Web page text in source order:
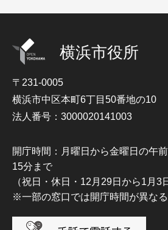
横浜市役所
〒231-0005
横浜市中区本町6丁目50番地の10
法人番号：3000020141003
開庁時間：月曜日から金曜日の午
15分まで
（祝日・休日・12月29日から1月3
※一部の窓口では開庁時間が異な